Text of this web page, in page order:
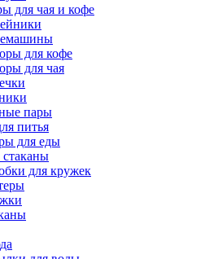
для чая и кофе
для кофе
для чая
пары
питья
для еды
для кружек